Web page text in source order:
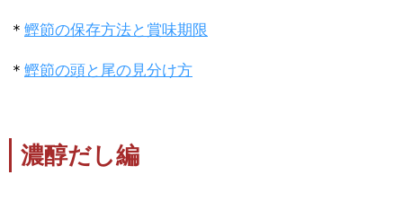
＊ 鰹節の保存方法と賞味期限
＊ 鰹節の頭と尾の見分け方
濃醇だし編